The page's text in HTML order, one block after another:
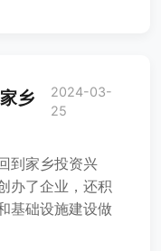
乡
2024-03-
25
到家乡投资兴
办了企业，还积
基础设施建设做